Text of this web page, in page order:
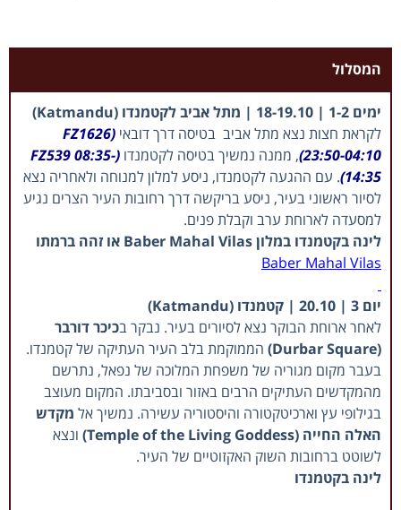
המסלול
ימים 1-2 | 18-19.10 | מתל אביב לקטמנדו (Katmandu)
לקראת חצות נצא מתל אביב בטיסה דרך דובאי (FZ1626
23:50-04:10) , ממנה נמשיך בטיסה לקטמנדו (FZ539 08:35-
14:35) . עם ההגעה לקטמנדו, ניסע למלון למנוחה ולאחריה נצא
לסיור ראשוני בעיר, ניסע בריקשה דרך רחובות העיר הצרים נגיע
למסעדה לארוחת ערב וקבלת פנים.
לינה בקטמנדו במלון Baber Mahal Vilas או זהה ברמתו
Baber Mahal Vilas
יום 3 | 20.10 | קטמנדו (Katmandu)
לאחר ארוחת הבוקר נצא לסיורים בעיר. נבקר בכיכר דורבר
(Durbar Square)
הממוקמת בלב העיר העתיקה של קטמנדו.
בעבר מקום מגוריה של משפחת המלוכה של נפאל, נתרשם
מהמקדשים העתיקים הרבים באזור ובסביבתו. המקום מעוצב
בגילופי עץ וארכיטקטורה והיסטוריה עשירה. נמשיך אל מקדש
האלה החייה (Temple of the Living Goddess)
ונצא
לשוטט ברחובות השוק האקזוטיים של העיר.
לינה בקטמנדו